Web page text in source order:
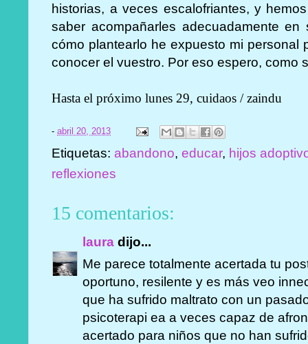
historias, a veces escalofriantes, y
saber acompañarles adecuadamente
cómo plantearlo he expuesto mi personal
conocer el vuestro. Por eso espero, como
Hasta el próximo lunes 29, cuidaos / zaindu
-abril 20, 2013
Etiquetas:abandono,educar, hijos
reflexiones
15 comentarios:
laura dijo...
Me parece totalmente acertada tu
oportuno, resilente y es más veo
que ha sufrido maltrato con un
psicoterapi ea a veces capaz de
acertado para niños que no han